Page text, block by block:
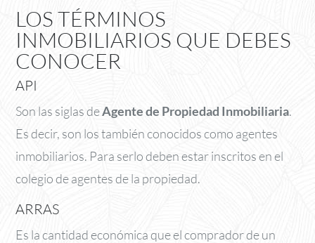
LOS TÉRMINOS
INMOBILIARIOS QUE DEBES
CONOCER
API
Son las siglas deAgente de Propiedad Inmobiliaria.
Es decir, son los también conocidos como agentes
inmobiliarios. Para serlo deben estar inscritos en el
colegio de agentes de la propiedad.
ARRAS
Es la cantidad económica que el comprador de un